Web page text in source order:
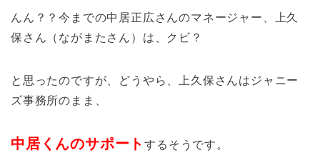
んん？？今までの中居正広さんのマネージャー、上久
保さん（ながまたさん）は、クビ？
と思ったのですが、どうやら、上久保さんはジャニー
ズ事務所のまま、
中居くんのサポートするそうです。